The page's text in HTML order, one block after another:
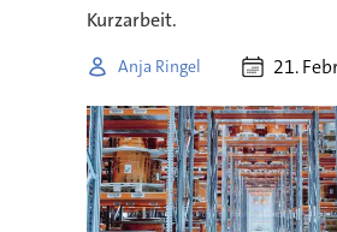
Kurzarbeit.
Anja Ringel 21.